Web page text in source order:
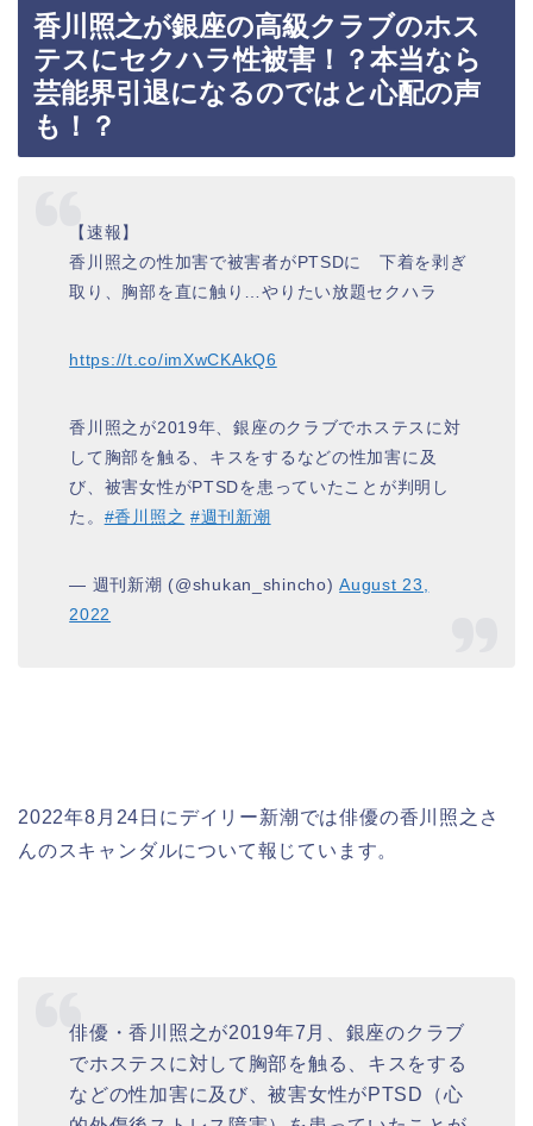
香川照之が銀座の高級クラブのホス
テスにセクハラ性被害！？本当なら
芸能界引退になるのではと心配の声
も！？
【速報】
香川照之の性加害で被害者がPTSDに 下着を剥ぎ
取り、胸部を直に触り…やりたい放題セクハラ
https://t.co/imXwCKAkQ6
香川照之が2019年、銀座のクラブでホステスに対
して胸部を触る、キスをするなどの性加害に及
び、被害女性がPTSDを患っていたことが判明し
た。 #香川照之 #週刊新潮
— 週刊新潮 (@shukan_shincho)August 23,
2022
2022年8月24日にデイリー新潮では俳優の香川照之さ
んのスキャンダルについて報じています。
俳優・香川照之が2019年7月、銀座のクラブ
でホステスに対して胸部を触る、キスをする
などの性加害に及び、被害女性がPTSD（心